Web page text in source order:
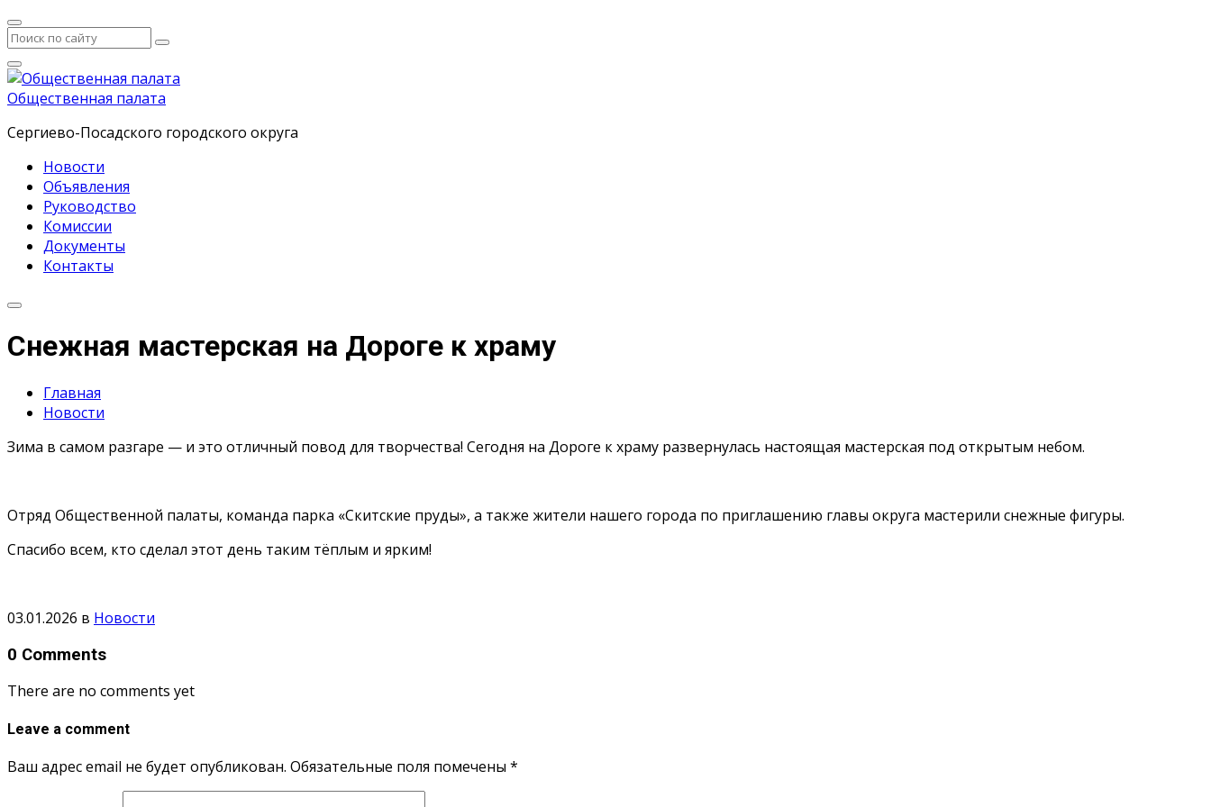
Общественная палата
Сергиево-Посадского городского округа
Новости
Объявления
Руководство
Комиссии
Документы
Контакты
Снежная мастерская на Дороге к храму
Главная
Новости
Зима в самом разгаре — и это отличный повод для творчества! Сегодня на Дороге к храму развернулась настоящая мастерская под открытым небом.
Отряд Общественной палаты, команда парка «Скитские пруды», а также жители нашего города по приглашению главы округа мастерили снежные фигуры.
Спасибо всем, кто сделал этот день таким тёплым и ярким!
03.01.2026 в Новости
0 Comments
There are no comments yet
Leave a comment
Ваш адрес email не будет опубликован. Обязательные поля помечены *